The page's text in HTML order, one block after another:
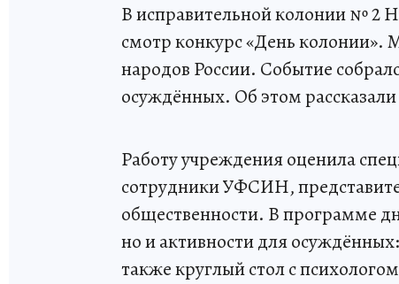
В исправительной колонии № 2
смотр конкурс «День колонии».
народов России. Событие
осуждённых. Об этом
Работу учреждения оценила
сотрудники УФСИН,
общественности. В программе
но и активности для
также круглый стол с